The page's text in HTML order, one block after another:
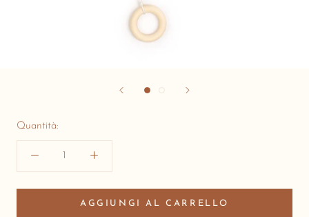
Quantità:
AGGIUNGI AL CARRELLO